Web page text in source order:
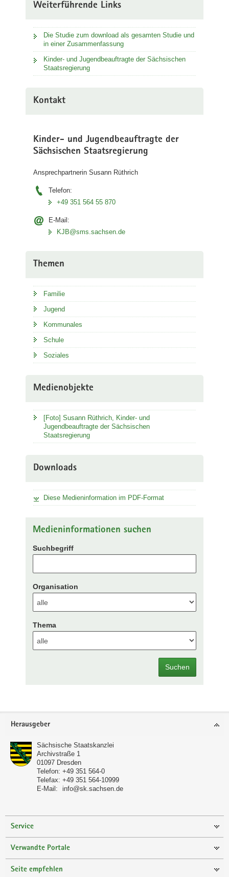
Weiterführende Links
Die Studie zum download als gesamten Studie und
in einer Zusammenfassung
Kinder- und Jugendbeauftragte der Sächsischen
Staatsregierung
Kontakt
Kinder- und Jugendbeauftragte der
Sächsischen Staatsregierung
Ansprechpartnerin Susann Rüthrich
Telefon:
+49 351 564 55 870
E-Mail:
KJB@sms.sachsen.de
Themen
Familie
Jugend
Kommunales
Schule
Soziales
Medienobjekte
[Foto] Susann Rüthrich, Kinder- und
Jugendbeauftragte der Sächsischen
Staatsregierung
Downloads
Diese Medieninformation im PDF-Format
Medieninformationen suchen
Suchbegriff
Organisation
Thema
Suchen
Footer-
Herausgeber
Sächsische Staatskanzlei
Archivstraße 1
01097 Dresden
Telefon: +49 351 564-0
Telefax: +49 351 564-10999
E-Mail:
info@sk.sachsen.de
Service
Verwandte Portale
Seite empfehlen